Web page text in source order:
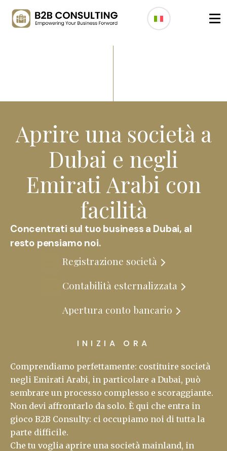
Aprire una società a
Dubai e negli
Emirati Arabi con
facilità
Concentrati sul tuo business a Dubai, al
resto pensiamo noi.
Registrazione società
Contabilità esternalizzata
Apertura conto bancario
INIZIA ORA
Comprendiamo perfettamente: costituire società
negli Emirati Arabi, in particolare a Dubai, può
sembrare un processo complesso e scoraggiante.
Non devi affrontarlo da solo. È qui che entra in
gioco B2B Consulty: ci occupiamo noi di tutta la
parte difficile.
Che tu voglia aprire una società mainland, in